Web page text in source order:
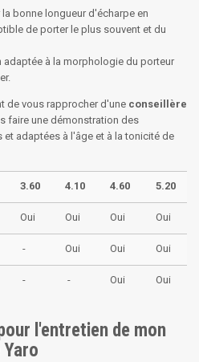
bonne longueur d'écharpe en
de porter le plus souvent et du
adaptée à la morphologie du porteur
de vous rapprocher d'une conseillère
faire une démonstration des
adaptées à l'âge et à la tonicité de
3.60 4.10 4.60 5.20
Oui Oui Oui Oui
- Oui Oui Oui
- - Oui Oui
l'entretien de mon